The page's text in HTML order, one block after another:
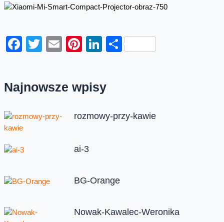
Facebook
Twitter
EmailPinterest
LinkedIn
Share
Najnowsze wpisy
rozmowy-przy-kawie
ai-3
BG-Orange
Nowak-Kawalec-Weronika